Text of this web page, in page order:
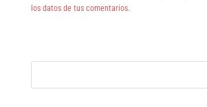
los datos de tus comentarios.